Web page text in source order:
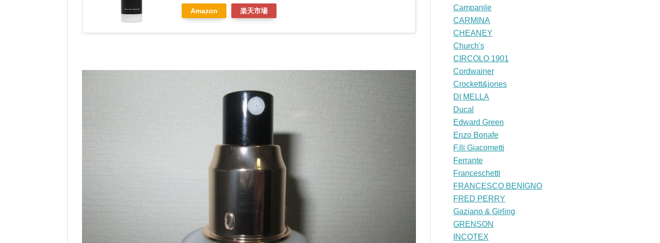
Amazon 楽天市場
Campanile
CARMINA
CHEANEY
Church's
CIRCOLO 1901
Cordwainer
Crockett&jones
DI MELLA
Ducal
Edward Green
Enzo Bonafe
F.lli Giacometti
Ferrante
Franceschetti
FRANCESCO BENIGNO
FRED PERRY
Gaziano & Girling
GRENSON
INCOTEX